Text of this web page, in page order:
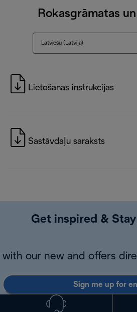
Rokasgrāmatas
Latviešu (Latvija)
Lietošanas instrukcijas
Sastāvdaļu saraksts
Get inspired &
with our new and offers
Sign me up for